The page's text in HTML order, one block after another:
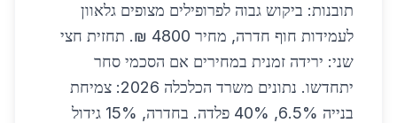
תובנות: ביקוש גבוה לפרופילים מצופים גלאוון
לעמידות חוף חדרה, מחיר 4800 ₪. תחזית חצי
שני: ירידה זמנית במחירים אם הסכמי סחר
יתחדשו. נתונים משרד הכלכלה 2026: צמיחת
בנייה 6.5%, 40% פלדה. בחדרה, 15% גידול